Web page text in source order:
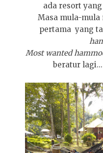
ada resort
Masa mula-mula
pertama yang
Most wanted
beratur